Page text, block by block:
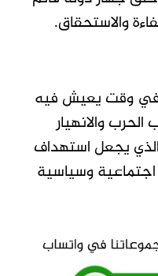
والاستحقاق.
في وقت يعيش فيه
والانهيار
الذي يجعل استهداف
وسياسية